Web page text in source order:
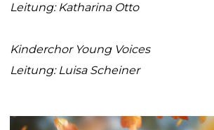
Leitung: Katharina Otto
Kinderchor Young Voices
Leitung: Luisa Scheiner